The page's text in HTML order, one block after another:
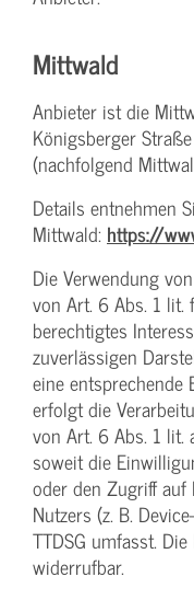
Mittwald
Anbieter ist die
Königsberger
(nachfolgend
Details entnehmen
Mittwald: https://
Die Verwendung
von Art. 6 Abs. 1 lit.
berechtigtes
zuverlässigen
eine
erfolgt die
von Art. 6 Abs. 1 lit.
soweit die
oder den Zugriff
Nutzers (z. B.
TTDSG umfasst.
widerrufbar.